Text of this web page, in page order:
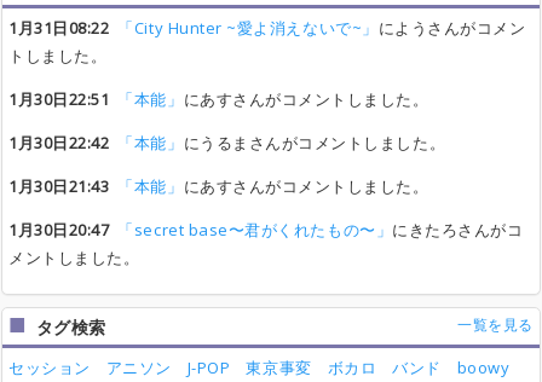
1月31日08:22 「City Hunter ~愛よ消えないで~」 にようさんがコメン
トしました。
1月30日22:51
「本能」 にあすさんがコメントしました。
1月30日22:42
「本能」 にうるまさんがコメントしました。
1月30日21:43
「本能」 にあすさんがコメントしました。
1月30日20:47
「secret base〜君がくれたもの〜」 にきたろさんがコ
メントしました。
タグ検索 一覧を見る
セッション アニソン J-POP 東京事変 ボカロ バンド
boowy